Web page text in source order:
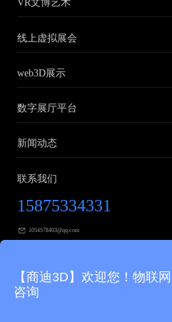
VR文博艺术
线上虚拟展会
web3D展示
数字展厅平台
新闻动态
联系我们
15875334331
1054578403@qq.com
友情链接
【商迪3D】欢迎您！物联
咨询